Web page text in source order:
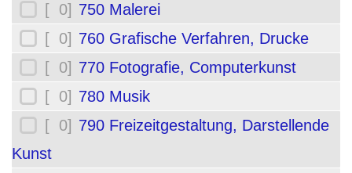
[ 0] 750 Malerei
[ 0] 760 Grafische Verfahren, Drucke
[ 0] 770 Fotografie, Computerkunst
[ 0] 780 Musik
[ 0] 790 Freizeitgestaltung, Darstellende
Kunst